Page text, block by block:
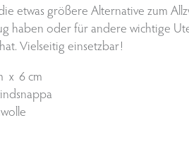
etwas größere Alternative zum
haben oder für andere wichtige
Vielseitig einsetzbar!
x 6 cm